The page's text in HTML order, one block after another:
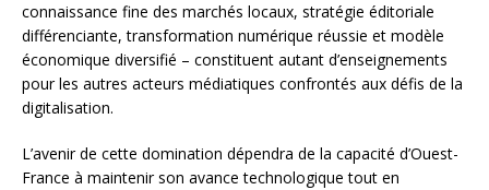
connaissance fine des marchés locaux, stratégie éditoriale
différenciante, transformation numérique réussie et modèle
économique diversifié – constituent autant d’enseignements
pour les autres acteurs médiatiques confrontés aux défis de la
digitalisation.
L’avenir de cette domination dépendra de la capacité d’Ouest-
France à maintenir son avance technologique tout en